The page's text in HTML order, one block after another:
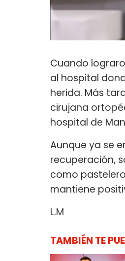
Cuando
al hospital
herida. Más
cirujana
hospital de
Aunque ya se
recuperación,
como
mantiene
L.M
TAMBIÉN TE